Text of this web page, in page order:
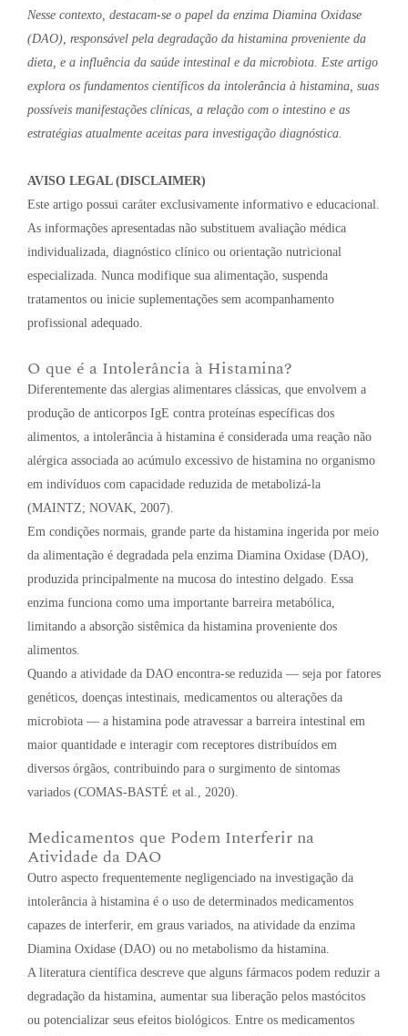
Nesse contexto, destacam-se o papel da enzima Diamina Oxidase
(DAO), responsável pela degradação da histamina proveniente da
dieta, e a influência da saúde intestinal e da microbiota. Este artigo
explora os fundamentos científicos da intolerância à histamina, suas
possíveis manifestações clínicas, a relação com o intestino e as
estratégias atualmente aceitas para investigação diagnóstica.
AVISO LEGAL (DISCLAIMER)
Este artigo possui caráter exclusivamente informativo e educacional.
As informações apresentadas não substituem avaliação médica
individualizada, diagnóstico clínico ou orientação nutricional
especializada. Nunca modifique sua alimentação, suspenda
tratamentos ou inicie suplementações sem acompanhamento
profissional adequado.
O que é a Intolerância à Histamina?
Diferentemente das alergias alimentares clássicas, que envolvem a
produção de anticorpos IgE contra proteínas específicas dos
alimentos, a intolerância à histamina é considerada uma reação não
alérgica associada ao acúmulo excessivo de histamina no organismo
em indivíduos com capacidade reduzida de metabolizá-la
(MAINTZ; NOVAK, 2007).
Em condições normais, grande parte da histamina ingerida por meio
da alimentação é degradada pela enzima Diamina Oxidase (DAO),
produzida principalmente na mucosa do intestino delgado. Essa
enzima funciona como uma importante barreira metabólica,
limitando a absorção sistêmica da histamina proveniente dos
alimentos.
Quando a atividade da DAO encontra-se reduzida — seja por fatores
genéticos, doenças intestinais, medicamentos ou alterações da
microbiota — a histamina pode atravessar a barreira intestinal em
maior quantidade e interagir com receptores distribuídos em
diversos órgãos, contribuindo para o surgimento de sintomas
variados (COMAS-BASTÉ et al., 2020).
Medicamentos que Podem Interferir na
Atividade da DAO
Outro aspecto frequentemente negligenciado na investigação da
intolerância à histamina é o uso de determinados medicamentos
capazes de interferir, em graus variados, na atividade da enzima
Diamina Oxidase (DAO) ou no metabolismo da histamina.
A literatura científica descreve que alguns fármacos podem reduzir a
degradação da histamina, aumentar sua liberação pelos mastócitos
ou potencializar seus efeitos biológicos. Entre os medicamentos